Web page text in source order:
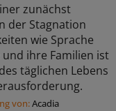
zunächst
der Stagnation
wie Sprache
ihre Familien ist
täglichen Lebens
von:Acadia